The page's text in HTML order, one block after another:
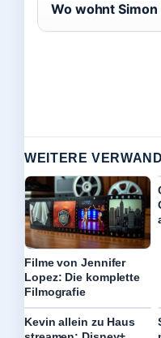
Wo wohnt
WEITERE
Filme von Jennifer
Lopez: Die komplette
Filmografie
Kevin allein zu Haus